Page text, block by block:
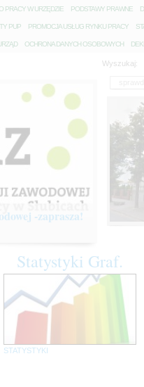
PRACY W URZĘDZIE PODSTAWY PRAWNE D
PUP PROMOCJA USŁUG RYNKU PRACY S
OCHRONA DANYCH OSOBOWYCH D
Wyszukaj:
-zaprasza!
Statystyki Graf.
STATYSTYKI